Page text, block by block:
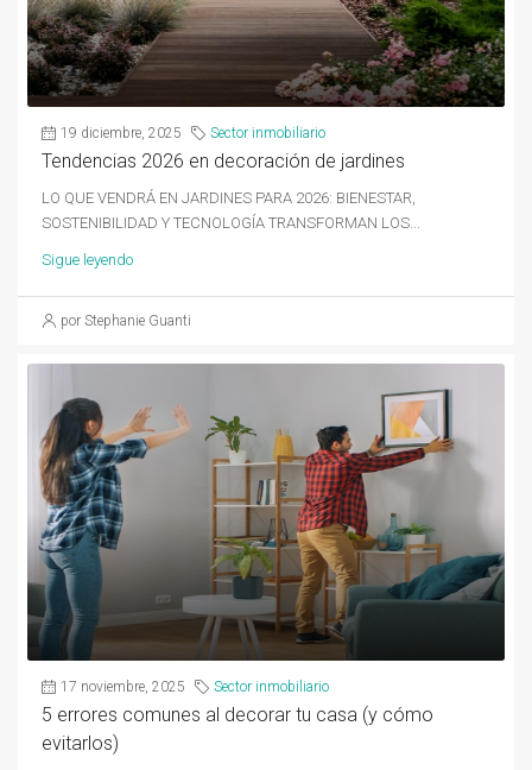
19 diciembre, 2025 Sector inmobiliario
Tendencias 2026 en decoración de jardines
LO QUE VENDRÁ EN JARDINES PARA 2026: BIENESTAR,
SOSTENIBILIDAD Y TECNOLOGÍA TRANSFORMAN LOS...
Sigue leyendo
por Stephanie Guanti
17 noviembre, 2025 Sector inmobiliario
5 errores comunes al decorar tu casa (y cómo
evitarlos)